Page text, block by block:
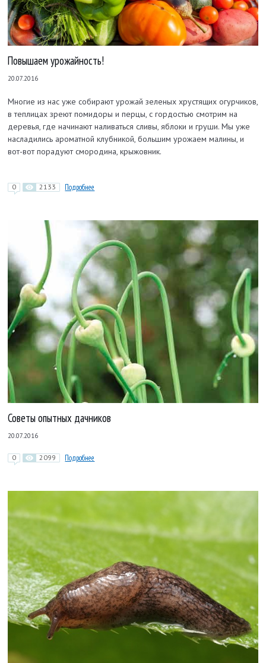
Повышаем урожайность!
20.07.2016
Многие из нас уже собирают урожай зеленых хрустящих огурчиков,
в теплицах зреют помидоры и перцы, с гордостью смотрим на
деревья, где начинают наливаться сливы, яблоки и груши. Мы уже
насладились ароматной клубникой, большим урожаем малины, и
вот-вот порадуют смородина, крыжовник.
0 2133 Подробнее
Советы опытных дачников
20.07.2016
0 2099 Подробнее